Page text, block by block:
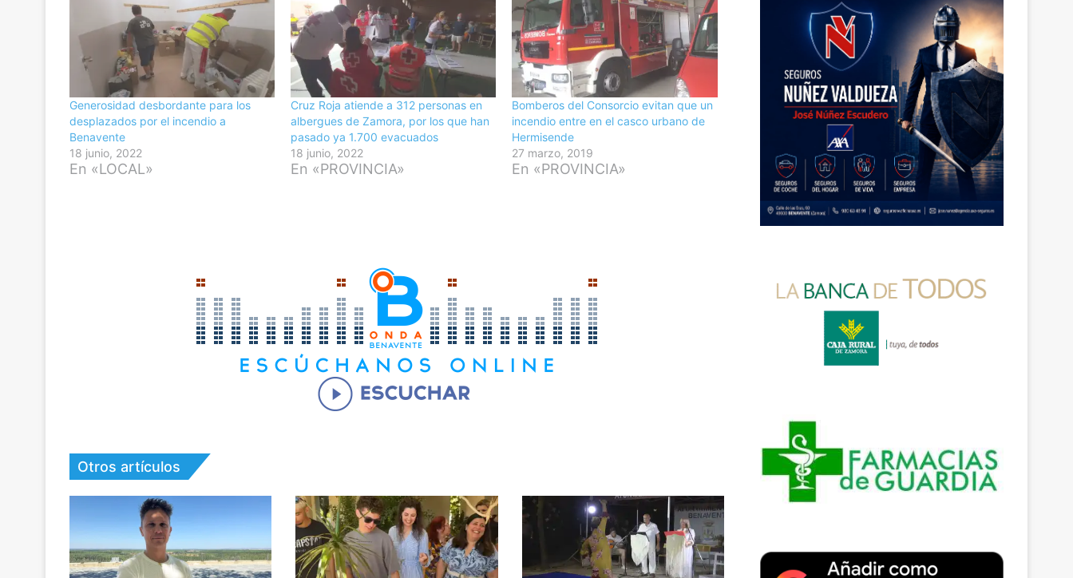
Generosidad desbordante para los
desplazados por el incendio a
Benavente
18 junio, 2022
En «LOCAL»
Cruz Roja atiende a 312 personas en
albergues de Zamora, por los que han
pasado ya 1.700 evacuados
18 junio, 2022
En «PROVINCIA»
Bomberos del Consorcio evitan que un
incendio entre en el casco urbano de
Hermisende
27 marzo, 2019
En «PROVINCIA»
Otros artículos